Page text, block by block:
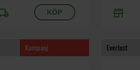
store
Kampanj Everlast